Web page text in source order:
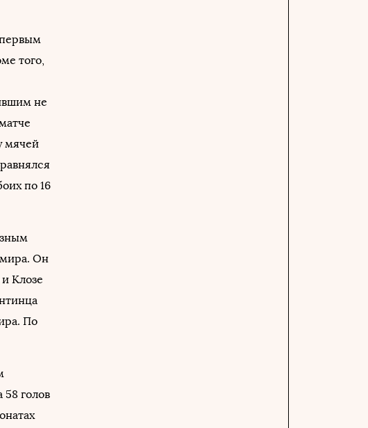
того,
не
мячей
по 16
Он
Клозе
По
голов